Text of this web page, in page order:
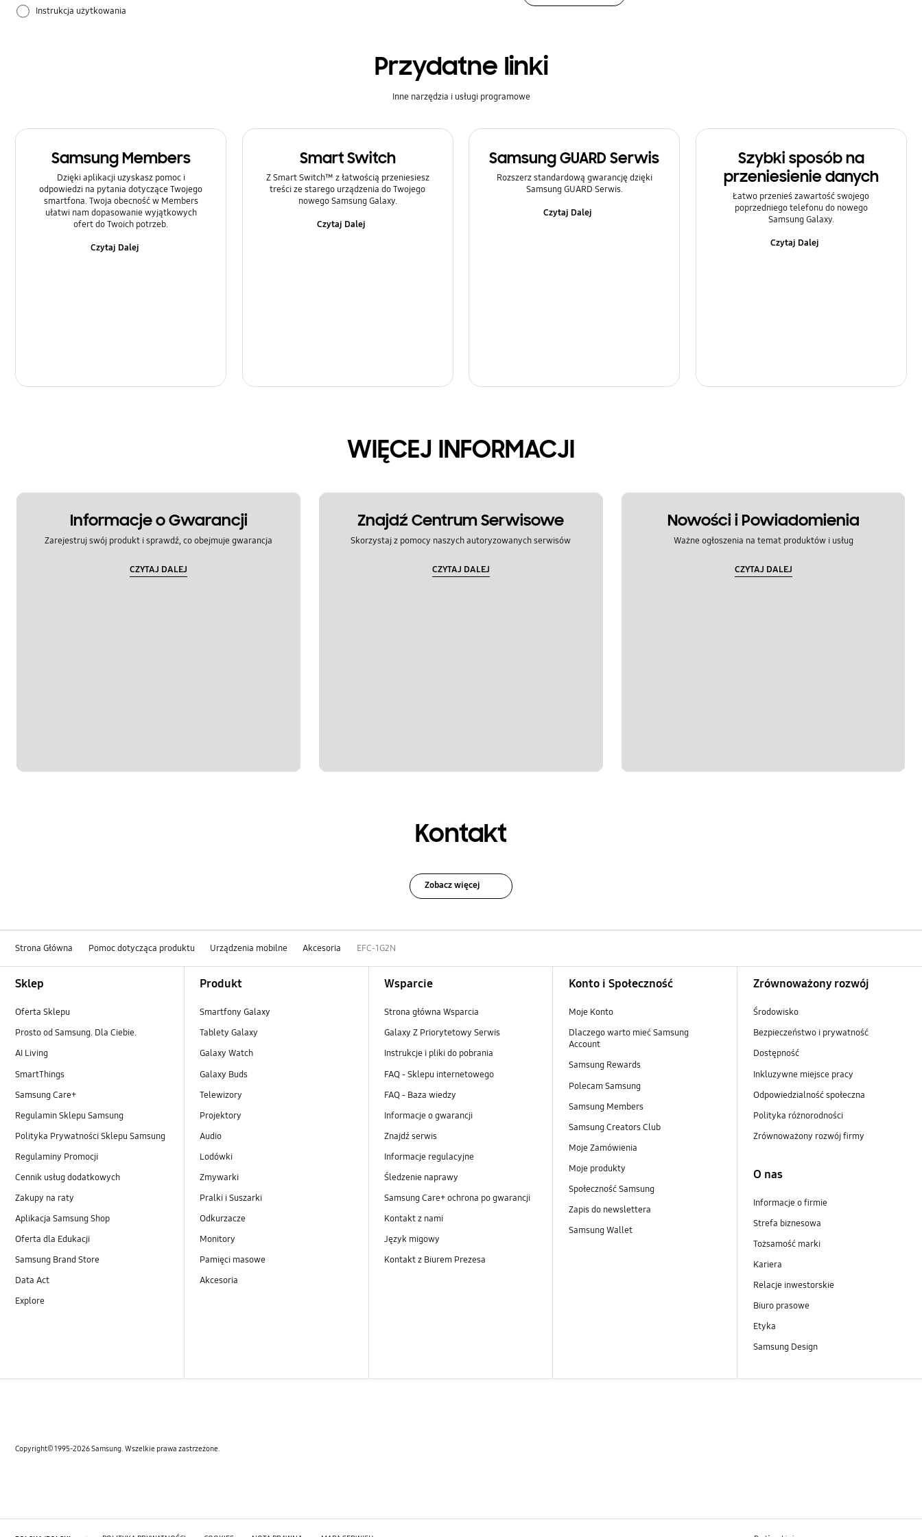
Instrukcja użytkowania
Przydatne linki
Inne narzędzia i usługi programowe
Samsung Members
Dzięki aplikacji uzyskasz pomoc i
odpowiedzi na pytania dotyczące Twojego
smartfona. Twoja obecność w Members
ułatwi nam dopasowanie wyjątkowych
ofert do Twoich potrzeb.
Czytaj Dalej
Smart Switch
Z Smart Switch™ z łatwością przeniesiesz
treści ze starego urządzenia do Twojego
nowego Samsung Galaxy.
Czytaj Dalej
Samsung GUARD Serwis
Rozszerz standardową gwarancję dzięki
Samsung GUARD Serwis.
Czytaj Dalej
Szybki sposób na
przeniesienie danych
Łatwo przenieś zawartość swojego
poprzedniego telefonu do nowego
Samsung Galaxy.
Czytaj Dalej
WIĘCEJ INFORMACJI
Informacje o Gwarancji
Zarejestruj swój produkt i sprawdź, co obejmuje gwarancja
CZYTAJ DALEJ
Znajdź Centrum Serwisowe
Skorzystaj z pomocy naszych autoryzowanych serwisów
CZYTAJ DALEJ
Nowości i Powiadomienia
Ważne ogłoszenia na temat produktów i usług
CZYTAJ DALEJ
Kontakt
Zobacz więcej
Strona Główna Pomoc dotycząca produktu Urządzenia mobilne Akcesoria EFC-1G2N
Sklep
Oferta Sklepu
Prosto od Samsung. Dla Ciebie.
AI Living
SmartThings
Samsung Care+
Regulamin Sklepu Samsung
Polityka Prywatności Sklepu Samsung
Regulaminy Promocji
Cennik usług dodatkowych
Zakupy na raty
Aplikacja Samsung Shop
Oferta dla Edukacji
Samsung Brand Store
Data Act
Explore
Produkt
Smartfony Galaxy
Tablety Galaxy
Galaxy Watch
Galaxy Buds
Telewizory
Projektory
Audio
Lodówki
Zmywarki
Pralki i Suszarki
Odkurzacze
Monitory
Pamięci masowe
Akcesoria
Wsparcie
Strona główna Wsparcia
Galaxy Z Priorytetowy Serwis
Instrukcje i pliki do pobrania
FAQ - Sklepu internetowego
FAQ - Baza wiedzy
Informacje o gwarancji
Znajdź serwis
Informacje regulacyjne
Śledzenie naprawy
Samsung Care+ ochrona po gwarancji
Kontakt z nami
Język migowy
Kontakt z Biurem Prezesa
Konto i Społeczność
Moje Konto
Dlaczego warto mieć Samsung
Account
Samsung Rewards
Polecam Samsung
Samsung Members
Samsung Creators Club
Moje Zamówienia
Moje produkty
Społeczność Samsung
Zapis do newslettera
Samsung Wallet
Zrównoważony rozwój
Środowisko
Bezpieczeństwo i prywatność
Dostępność
Inkluzywne miejsce pracy
Odpowiedzialność społeczna
Polityka różnorodności
Zrównoważony rozwój firmy
O nas
Informacje o firmie
Strefa biznesowa
Tożsamość marki
Kariera
Relacje inwestorskie
Biuro prasowe
Etyka
Samsung Design
Copyright© 1995-2026 Samsung. Wszelkie prawa zastrzeżone.